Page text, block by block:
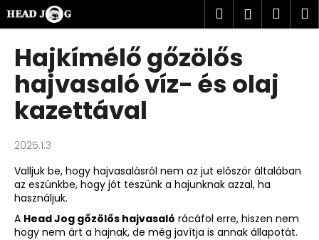
fő
tartalomhoz
Keresés
Hajkímélő gőzölős
hajvasaló víz- és olaj
kazettával
2025.1.3
Valljuk be, hogy hajvasalásról nem az jut először általában
az eszünkbe, hogy jót teszünk a hajunknak azzal, ha
használjuk.
A Head Jog gőzölős hajvasaló rácáfol erre, hiszen nem
hogy nem árt a hajnak, de még javítja is annak állapotát.
K
o
M
i
t
e
r
e
s
?